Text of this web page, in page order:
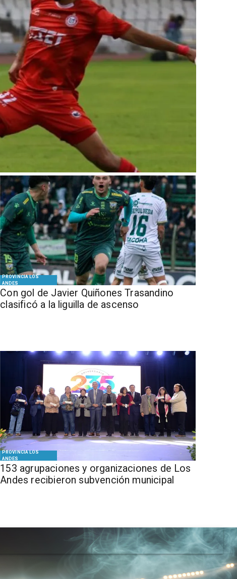
PROVINCIA LOS
ANDES
Con gol de Javier Quiñones Trasandino
clasificó a la liguilla de ascenso
PROVINCIA LOS
ANDES
153 agrupaciones y organizaciones de Los
Andes recibieron subvención municipal